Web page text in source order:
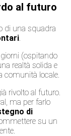
al futuro
di una squadra
(ospitando
realtà solida e
comunità locale.
rivolto al futuro.
ma per farlo
di
su un